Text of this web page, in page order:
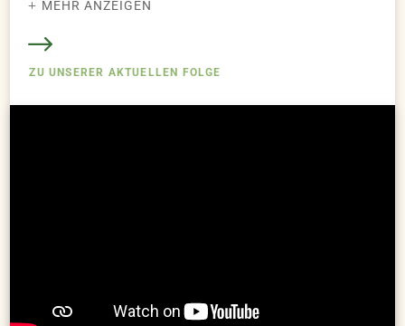
1. Mauzi -- EK/FL -- *2016 (00:00)
3. Billy & Haakan -- V/FL -- *2025 (04:01)
Rückblick | Vermittelt und nicht vermittelt (06:57)
GEWINNSPIEL: Im Rahmen dieser Vermittlungssendung
MEHR ANZEIGEN
ZU UNSERER AKTUELLEN FOLGE